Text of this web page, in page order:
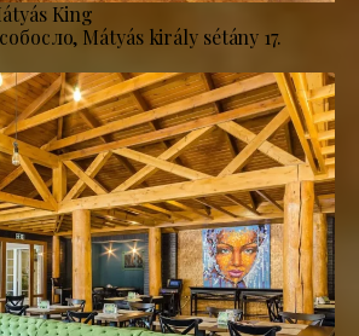
King
Mátyás király sétány 17.